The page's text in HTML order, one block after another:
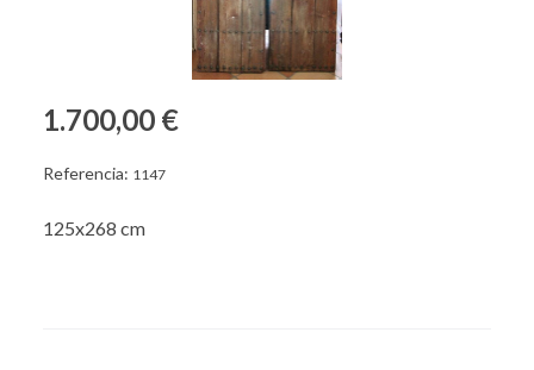
1.700,00 €
Referencia: 1147
125x268 cm